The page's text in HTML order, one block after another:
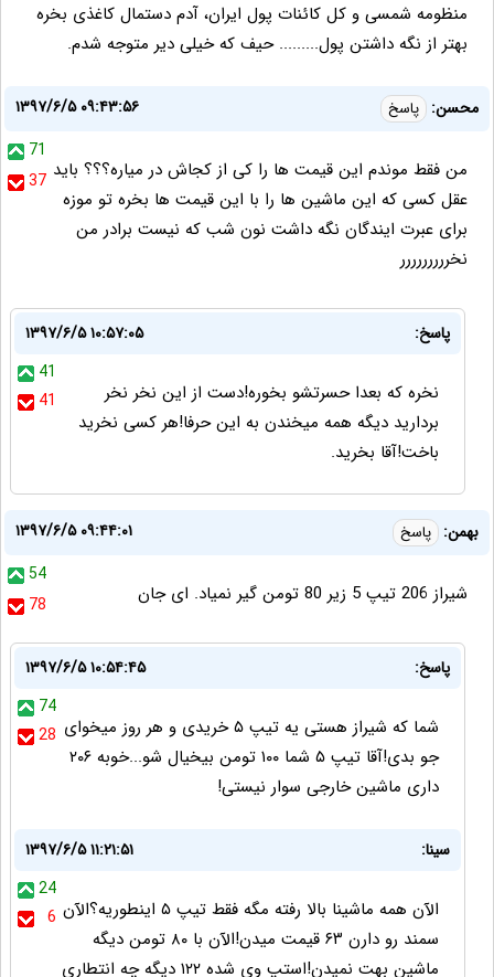
منظومه شمسی و کل کائنات پول ایران، آدم دستمال کاغذی بخره
بهتر از نگه داشتن پول......... حیف که خیلی دیر متوجه شدم.
محسن: پاسخ
۱۳۹۷/۶/۵ ۰۹:۴۳:۵۶
71
37 من فقط موندم این قیمت ها را کی از کجاش در میاره؟؟؟ باید
عقل کسی که این ماشین ها را با این قیمت ها بخره تو موزه
برای عبرت ایندگان نگه داشت نون شب که نیست برادر من
نخررررررررر
پاسخ:
۱۳۹۷/۶/۵ ۱۰:۵۷:۰۵
41
41
نخره که بعدا حسرتشو بخوره!دست از این نخر نخر
بردارید دیگه همه میخندن به این حرفا!هر کسی نخرید
باخت!آقا بخرید.
بهمن: پاسخ
۱۳۹۷/۶/۵ ۰۹:۴۴:۰۱
54
78
شیراز 206 تیپ 5 زیر 80 تومن گیر نمیاد. ای جان
پاسخ:
۱۳۹۷/۶/۵ ۱۰:۵۴:۴۵
74
28 شما که شیراز هستی یه تیپ ۵ خریدی و هر روز میخوای
جو بدی!آقا تیپ ۵ شما ۱۰۰ تومن بیخیال شو...خوبه ۲۰۶
داری ماشین خارجی سوار نیستی!
سینا:
۱۳۹۷/۶/۵ ۱۱:۲۱:۵۱
24
6 الآن همه ماشینا بالا رفته مگه فقط تیپ ۵ اینطوریه؟الآن
سمند رو دارن ۶۳ قیمت میدن!الآن با ۸۰ تومن دیگه
ماشین بهت نمیدن!استپ وی شده ۱۲۲ دیگه چه انتطاری